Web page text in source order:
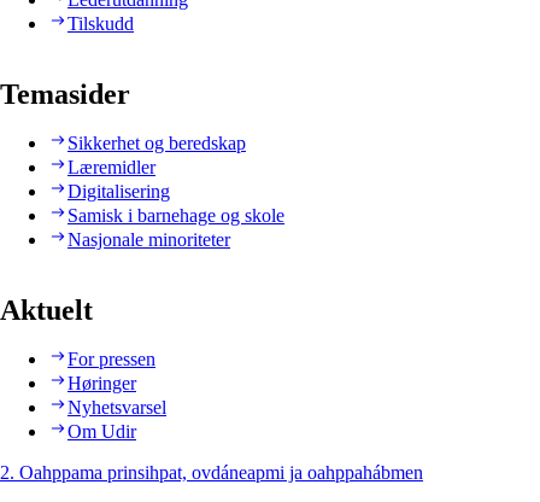
Tilskudd
Temasider
Sikkerhet og beredskap
Læremidler
Digitalisering
Samisk i barnehage og skole
Nasjonale minoriteter
Aktuelt
For pressen
Høringer
Nyhetsvarsel
Om Udir
2. Oahppama prinsihpat, ovdáneapmi ja oahppahábmen